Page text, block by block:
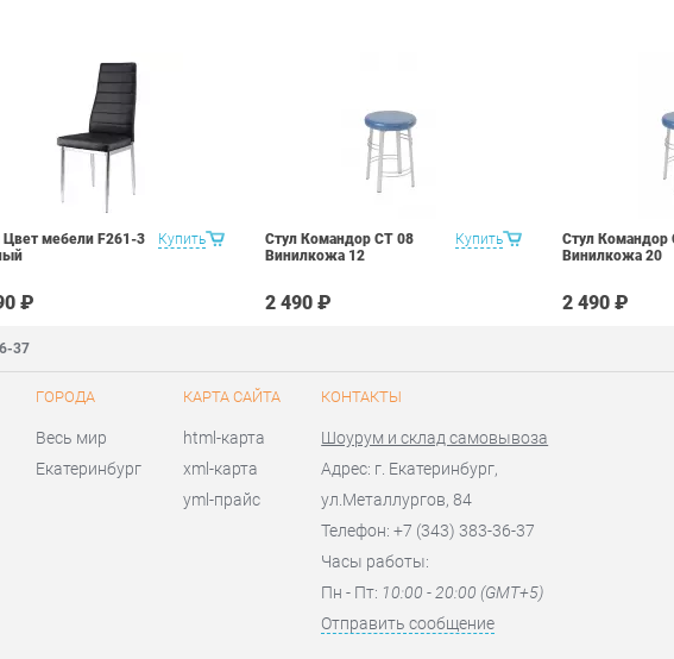
Купить
Цвет мебели F261-3
₽
Купить
Стул Командор СТ 08
Винилкожа 12
2 490 ₽
Стул Командор
Винилкожа 20
2 490 ₽
37
ГОРОДА
Весь мир
Екатеринбург
КАРТА САЙТА
html-карта
xml-карта
yml-прайс
КОНТАКТЫ
Шоурум и склад самовывоза
Адрес: г. Екатеринбург,
ул.Металлургов, 84
Телефон: +7 (343) 383-36-37
Часы работы:
Пн - Пт: 10:00 - 20:00 (GMT+5)
Отправить сообщение